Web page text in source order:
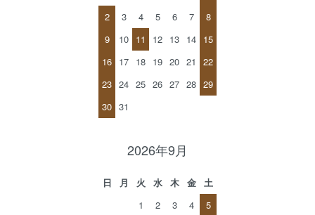
2
3 4 5 6 7
8
9
10 11 12 13 14 15
16 17 18 19 20 21
22
23 24 25 26 27 28 29
30 31
2026年9月
日 月 火 水 木 金
土
1
2 3 4
5